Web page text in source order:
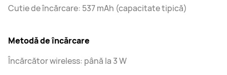
Cutie de încărcare: 537 mAh (capacitate tipică)
Metodă de încărcare
Încărcător wireless: până la 3 W